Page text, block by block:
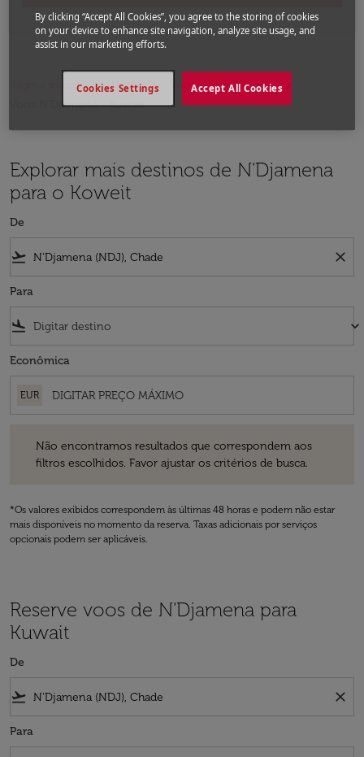
Página inicial Voos
Voos para o Koweit
Voos N'Djamena - Kuwait
Explorar mais destinos de N'Djamena
para o Koweit
De
flight_takeoff close
Para
flight_land keyboard_arrow_down
Econômica
EUR
Não encontramos resultados que correspondem aos
filtros escolhidos. Favor ajustar os critérios de busca.
*Os valores exibidos correspondem às últimas 48 horas e podem não estar
mais disponíveis no momento da reserva. Taxas adicionais por serviços
opcionais podem ser aplicáveis.
Reserve voos de N'Djamena para
Kuwait
De
flight_takeoff close
Para
By clicking “Accept All Cookies”, you agree to the storing of cookies
on your device to enhance site navigation, analyze site usage, and
assist in our marketing efforts.
Accept All Cookies
Cookies Settings